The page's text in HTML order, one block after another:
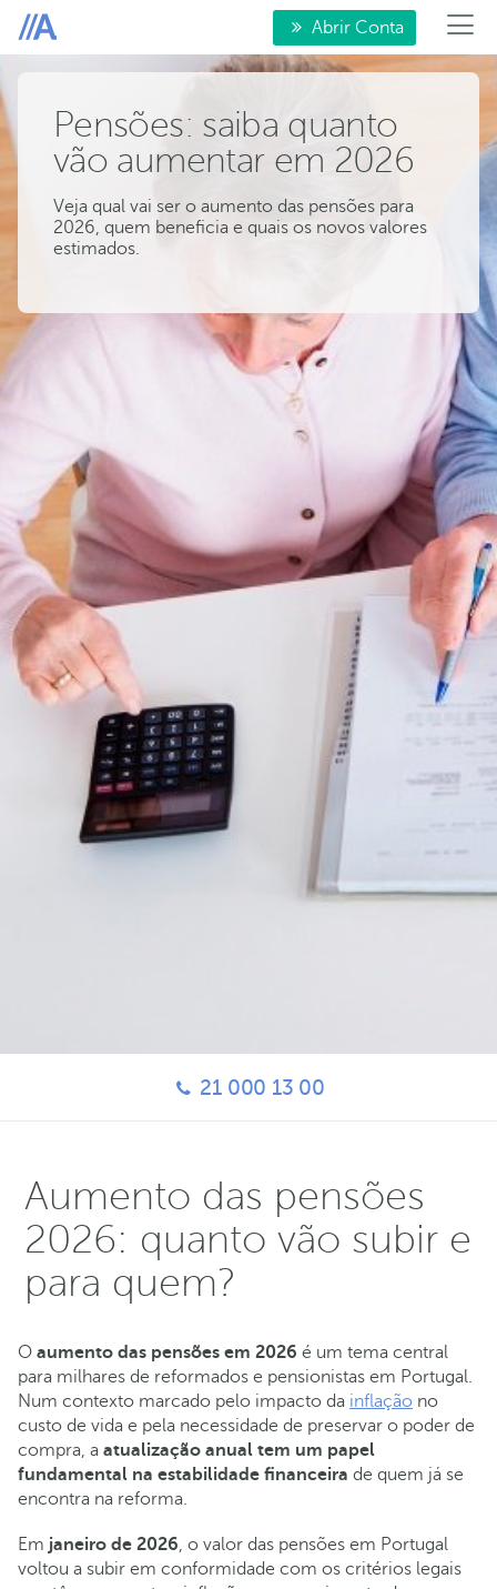
Abrir Conta
Pensões: saiba quanto
vão aumentar em 2026
Veja qual vai ser o aumento das pensões para
2026, quem beneficia e quais os novos valores
estimados.
21 000 13 00
Aumento das pensões
2026: quanto vão subir e
para quem?
O aumento das pensões em 2026 é um tema central
para milhares de reformados e pensionistas em Portugal.
Num contexto marcado pelo impacto da inflação no
custo de vida e pela necessidade de preservar o poder de
compra, a atualização anual tem um papel
fundamental na estabilidade financeira de quem já se
encontra na reforma.
Em janeiro de 2026, o valor das pensões em Portugal
voltou a subir em conformidade com os critérios legais